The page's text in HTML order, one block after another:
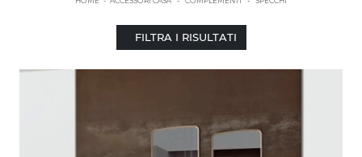
FILTRA I RISULTATI